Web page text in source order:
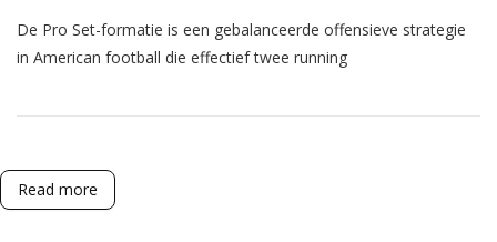
Set
Offensieve
De Pro Set-formatie is een gebalanceerde offensieve strategie
in American football die effectief twee running
Read more